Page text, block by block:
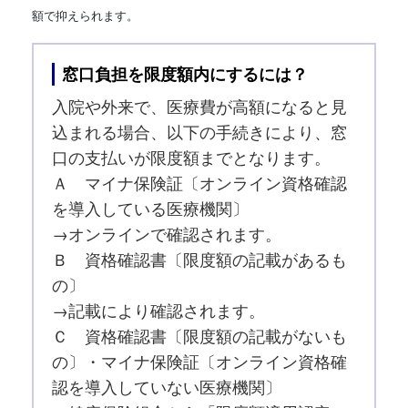
額で抑えられます。
窓口負担を限度額内にするには？
入院や外来で、医療費が高額になると見
込まれる場合、以下の手続きにより、窓
口の支払いが限度額までとなります。
Ａ マイナ保険証〔オンライン資格確認
を導入している医療機関〕
→オンラインで確認されます。
Ｂ 資格確認書〔限度額の記載があるも
の〕
→記載により確認されます。
Ｃ 資格確認書〔限度額の記載がないも
の〕・マイナ保険証〔オンライン資格確
認を導入していない医療機関〕